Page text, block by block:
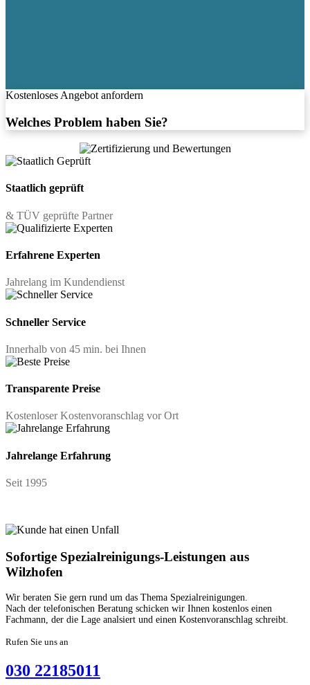
Kostenloses Angebot anfordern
Welches Problem haben Sie?
Staatlich geprüft
& TÜV geprüfte Partner
Erfahrene Experten
Jahrelang im Kundendienst
Schneller Service
Innerhalb von 45 min. bei Ihnen
Transparente Preise
Kostenloser Kostenvoranschlag vor Ort
Jahrelange Erfahrung
Seit 1995
Sofortige Spezialreinigungs-Leistungen aus
Wilzhofen
Wir beraten Sie gern rund um das Thema Spezialreinigungen.
Nach der telefonischen Beratung schicken wir Ihnen kostenlos einen
Fachmann, der die Lage analsiert und einen Kostenvoranschlag schreibt.
Rufen Sie uns an
030 22185011